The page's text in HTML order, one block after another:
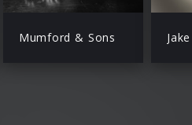
Mumford & Sons